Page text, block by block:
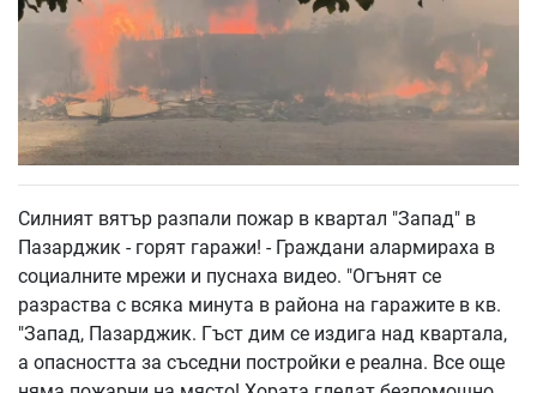
Силният вятър разпали пожар в квартал "Запад" в
Пазарджик - горят гаражи! - Граждани алармираха в
социалните мрежи и пуснаха видео. "Огънят се
разраства с всяка минута в района на гаражите в кв.
"Запад, Пазарджик. Гъст дим се издига над квартала,
а опасността за съседни постройки е реална. Все още